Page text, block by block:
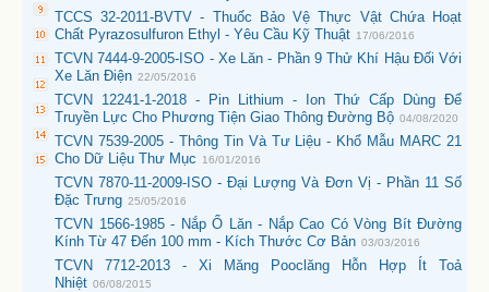
TCCS 32-2011-BVTV - Thuốc Bảo Vệ Thực Vật Chứa Hoạt
Chất Pyrazosulfuron Ethyl - Yêu Cầu Kỹ Thuật 17/06/2016
TCVN 7444-9-2005-ISO - Xe Lăn - Phần 9 Thử Khí Hậu Đối Với
Xe Lăn Điện 22/05/2016
TCVN 12241-1-2018 - Pin Lithium - Ion Thứ Cấp Dùng Để
Truyền Lực Cho Phương Tiện Giao Thông Đường Bộ 04/08/2020
TCVN 7539-2005 - Thông Tin Và Tư Liệu - Khổ Mẫu MARC 21
Cho Dữ Liệu Thư Mục
16/01/2016
TCVN 7870-11-2009-ISO - Đại Lượng Và Đơn Vị - Phần 11 Số
Đặc Trưng 25/05/2016
TCVN 1566-1985 - Nắp Ổ Lăn - Nắp Cao Có Vòng Bít Đường
Kính Từ 47 Đến 100 mm - Kích Thước Cơ Bản 03/03/2016
TCVN 7712-2013 - Xi Măng Pooclăng Hỗn Hợp Ít Toả
Nhiệt 06/08/2015